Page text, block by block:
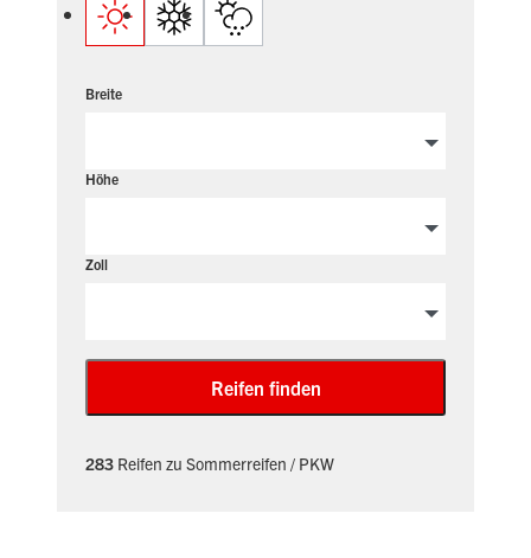
Breite
Höhe
Zoll
Reifen finden
283 Reifen zu Sommerreifen / PKW